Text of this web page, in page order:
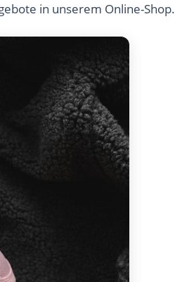
in unserem Online-Shop.